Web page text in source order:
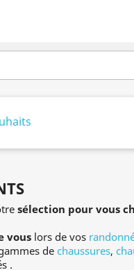
sélection pour vous
vous lors de vos
de chaussures,
.